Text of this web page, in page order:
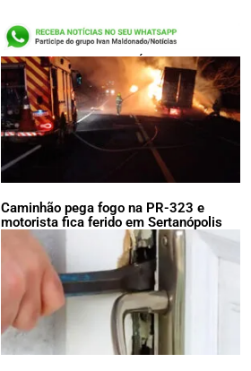
LEIA TAMBÉM:
Caminhão pega fogo na PR-323 e
motorista fica ferido em Sertanópolis